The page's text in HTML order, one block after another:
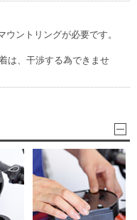
ントリングが必要です。
は、干渉する為できませ